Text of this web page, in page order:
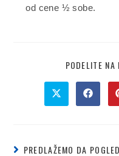
od cene ½ sobe.
PODELITE NA
PREDLAŽEMO DA